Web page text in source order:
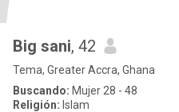
Big sani, 42
Tema, Greater Accra, Ghana
Buscando: Mujer 28 - 48
Religión: Islam